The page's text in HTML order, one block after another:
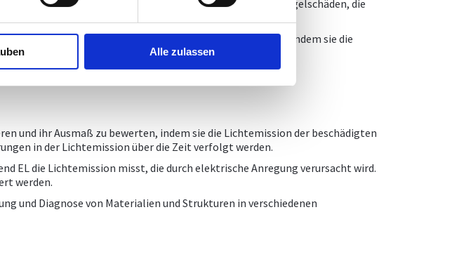
Alle zulassen
Montagequalität von Solaranlagen, die Diagnose von Hagelschäden, die
die mit der Thermographie gemacht wurden.
Zellen oder fehlerhafte Verbindungen zu identifizieren, indem sie die
und ihr Ausmaß zu bewerten, indem sie die Lichtemission der beschädigten
in der Lichtemission über die Zeit verfolgt werden.
die Lichtemission misst, die durch elektrische Anregung verursacht wird.
werden.
und Diagnose von Materialien und Strukturen in verschiedenen